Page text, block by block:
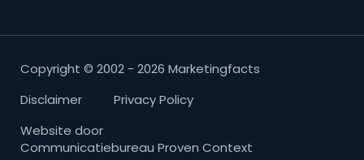
Copyright © 2002 - 2026 Marketingfacts
Disclaimer
Privacy Policy
Website door
Communicatiebureau Proven Context